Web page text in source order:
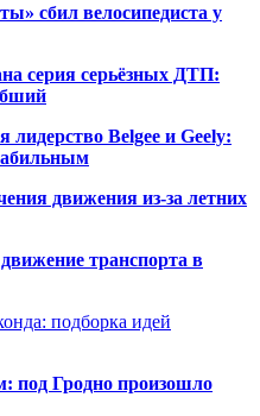
сбил велосипедиста у
серия серьёзных ДТП:
лидерство Belgee и Geely:
движения из-за летних
транспорта в
подборка идей
под Гродно произошло